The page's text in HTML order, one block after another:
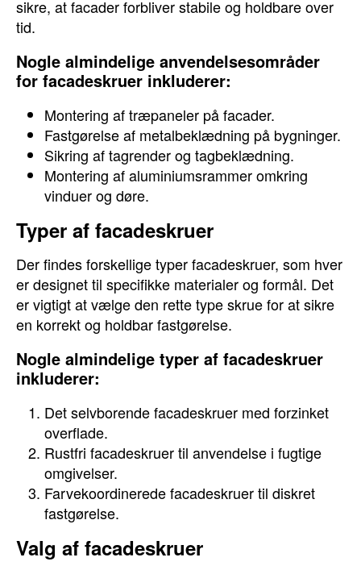
sikre, at facader forbliver stabile og holdbare over
tid.
Nogle almindelige anvendelsesområder
for facadeskruer inkluderer:
Montering af træpaneler på facader.
Fastgørelse af metalbeklædning på bygninger.
Sikring af tagrender og tagbeklædning.
Montering af aluminiumsrammer omkring
vinduer og døre.
Typer af facadeskruer
Der findes forskellige typer facadeskruer, som hver
er designet til specifikke materialer og formål. Det
er vigtigt at vælge den rette type skrue for at sikre
en korrekt og holdbar fastgørelse.
Nogle almindelige typer af facadeskruer
inkluderer:
Det selvborende facadeskruer med forzinket
overflade.
Rustfri facadeskruer til anvendelse i fugtige
omgivelser.
Farvekoordinerede facadeskruer til diskret
fastgørelse.
Valg af facadeskruer